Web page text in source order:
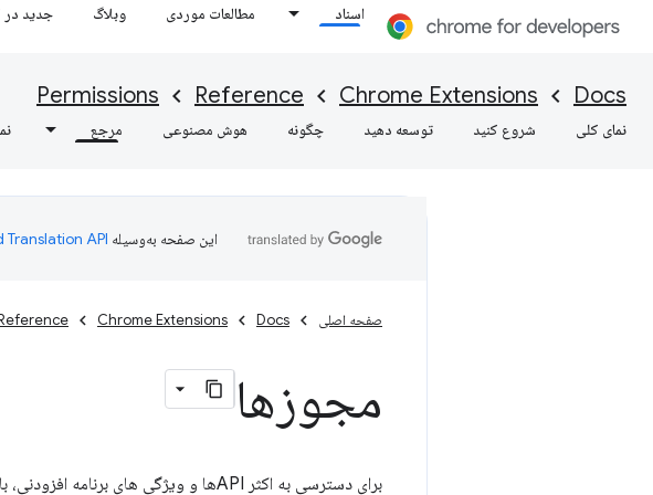
اسناد مطالعات موردی وبلاگ جدید در
Docs
Chrome Extensions
Reference
Permissions
نمای کلی شروع کنید توسعه دهید چگونه هوش مصنوعی مرجع
این صفحه به‌وسیله
صفحه اصلی Docs
Chrome Extensions
مجوزها
برای دسترسی به اکثر APIها و ویژگی های برنامه افزودنی، باید مجوزها را در